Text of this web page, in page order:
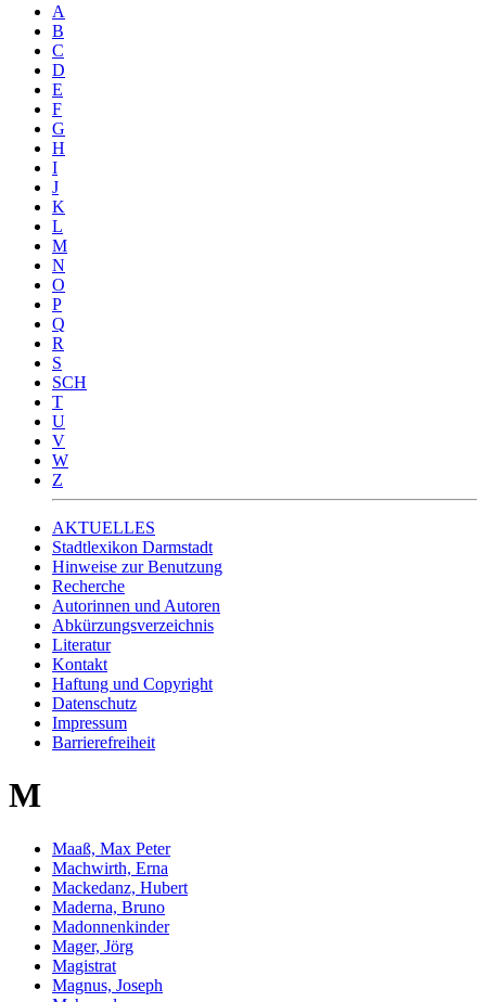
A
B
C
D
E
F
G
H
I
J
K
L
M
N
O
P
Q
R
S
SCH
T
U
V
W
Z
AKTUELLES
Stadtlexikon Darmstadt
Hinweise zur Benutzung
Recherche
Autorinnen und Autoren
Abkürzungsverzeichnis
Literatur
Kontakt
Haftung und Copyright
Datenschutz
Impressum
Barrierefreiheit
M
Maaß, Max Peter
Machwirth, Erna
Mackedanz, Hubert
Maderna, Bruno
Madonnenkinder
Mager, Jörg
Magistrat
Magnus, Joseph